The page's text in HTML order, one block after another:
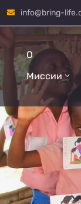
info@bring-
О
Миссии